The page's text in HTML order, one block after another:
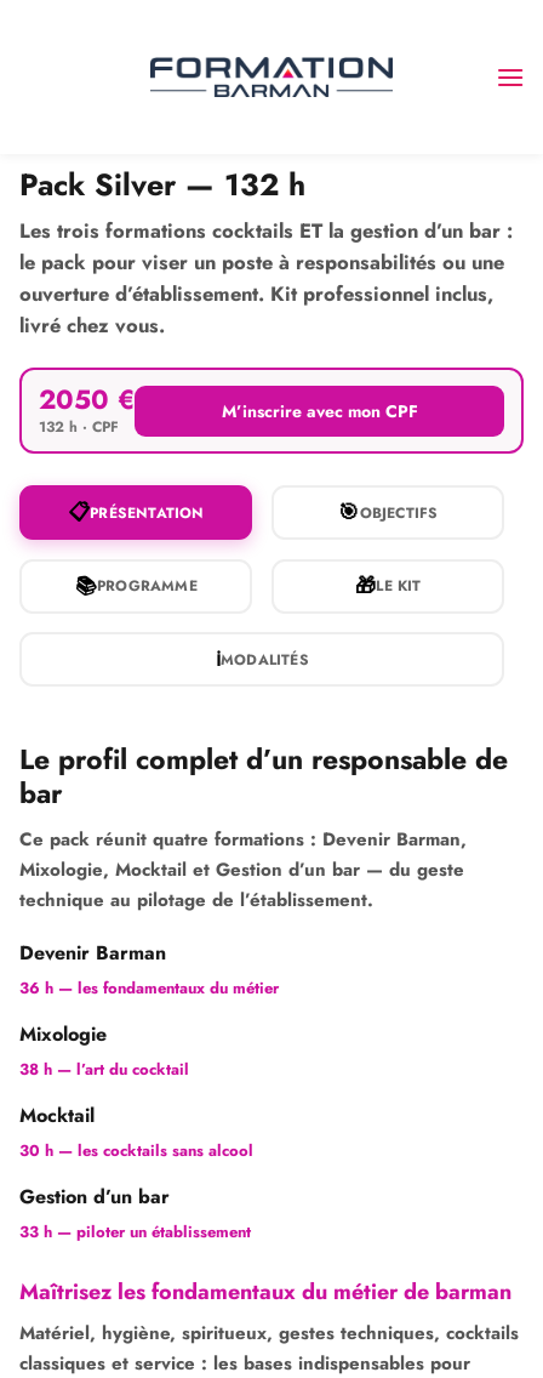
Pack Silver — 132 h
Les trois formations cocktails ET la gestion d’un bar :
le pack pour viser un poste à responsabilités ou une
ouverture d’établissement. Kit professionnel inclus,
livré chez vous.
2050 €
132 h · CPF
M’inscrire avec mon CPF
📋PRÉSENTATION 🎯OBJECTIFS
📚PROGRAMME 🎁LE KIT
ℹMODALITÉS
Le profil complet d’un responsable de
bar
Ce pack réunit quatre formations : Devenir Barman,
Mixologie, Mocktail et Gestion d’un bar — du geste
technique au pilotage de l’établissement.
Devenir Barman
36 h — les fondamentaux du métier
Mixologie
38 h — l’art du cocktail
Mocktail
30 h — les cocktails sans alcool
Gestion d’un bar
33 h — piloter un établissement
Maîtrisez les fondamentaux du métier de barman
Matériel, hygiène, spiritueux, gestes techniques, cocktails
classiques et service : les bases indispensables pour